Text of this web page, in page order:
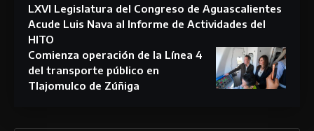
LXVI Legislatura del Congreso de Aguascalientes
Acude Luis Nava al Informe de Actividades del
HITO
Comienza operación de la Línea 4
del transporte público en
Tlajomulco de Zúñiga